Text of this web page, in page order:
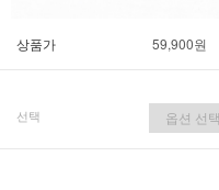
상품가 59,900원
선택